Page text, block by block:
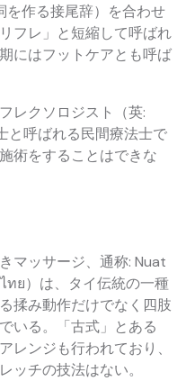
作る接尾辞）を合わせ
フレ」と短縮して呼ばれ
にはフットケアとも呼ば
レクソロジスト（英:
呼ばれる民間療法士で
術をすることはできな
マッサージ、通称: Nuat
ย）は、タイ伝統の一種
揉み動作だけでなく四肢
いる。「古式」とある
レンジも行われており、
ッチの技法はない。